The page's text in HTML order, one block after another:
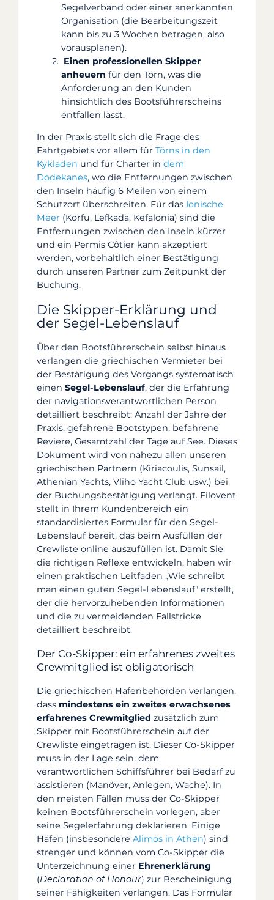
Segelverband oder einer anerkannten
Organisation (die Bearbeitungszeit
kann bis zu 3 Wochen betragen, also
vorausplanen).
Einen professionellen Skipper
anheuern für den Törn, was die
Anforderung an den Kunden
hinsichtlich des Bootsführerscheins
entfallen lässt.
In der Praxis stellt sich die Frage des
Fahrtgebiets vor allem für Törns in den
Kykladen und für Charter in dem
Dodekanes, wo die Entfernungen zwischen
den Inseln häufig 6 Meilen von einem
Schutzort überschreiten. Für das Ionische
Meer (Korfu, Lefkada, Kefalonia) sind die
Entfernungen zwischen den Inseln kürzer
und ein Permis Côtier kann akzeptiert
werden, vorbehaltlich einer Bestätigung
durch unseren Partner zum Zeitpunkt der
Buchung.
Die Skipper-Erklärung und
der Segel-Lebenslauf
Über den Bootsführerschein selbst hinaus
verlangen die griechischen Vermieter bei
der Bestätigung des Vorgangs systematisch
einen Segel-Lebenslauf, der die Erfahrung
der navigationsverantwortlichen Person
detailliert beschreibt: Anzahl der Jahre der
Praxis, gefahrene Bootstypen, befahrene
Reviere, Gesamtzahl der Tage auf See. Dieses
Dokument wird von nahezu allen unseren
griechischen Partnern (Kiriacoulis, Sunsail,
Athenian Yachts, Vliho Yacht Club usw.) bei
der Buchungsbestätigung verlangt. Filovent
stellt in Ihrem Kundenbereich ein
standardisiertes Formular für den Segel-
Lebenslauf bereit, das beim Ausfüllen der
Crewliste online auszufüllen ist. Damit Sie
die richtigen Reflexe entwickeln, haben wir
einen praktischen Leitfaden „Wie schreibt
man einen guten Segel-Lebenslauf" erstellt,
der die hervorzuhebenden Informationen
und die zu vermeidenden Fallstricke
detailliert beschreibt.
Der Co-Skipper: ein erfahrenes zweites
Crewmitglied ist obligatorisch
Die griechischen Hafenbehörden verlangen,
dass mindestens ein zweites erwachsenes
erfahrenes Crewmitglied zusätzlich zum
Skipper mit Bootsführerschein auf der
Crewliste eingetragen ist. Dieser Co-Skipper
muss in der Lage sein, dem
verantwortlichen Schiffsführer bei Bedarf zu
assistieren (Manöver, Anlegen, Wache). In
den meisten Fällen muss der Co-Skipper
keinen Bootsführerschein vorlegen, aber
seine Segelerfahrung deklarieren. Einige
Häfen (insbesondere Alimos in Athen) sind
strenger und können vom Co-Skipper die
Unterzeichnung einer Ehrenerklärung
(Declaration of Honour) zur Bescheinigung
seiner Fähigkeiten verlangen. Das Formular